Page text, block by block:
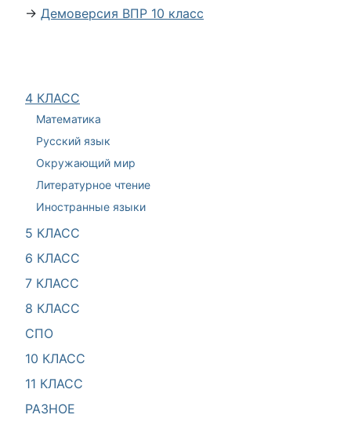
4 КЛАСС
Математика
Русский язык
Окружающий мир
Литературное чтение
Иностранные языки
5 КЛАСС
6 КЛАСС
7 КЛАСС
8 КЛАСС
СПО
10 КЛАСС
11 КЛАСС
РАЗНОЕ
→ Демоверсия ВПР 10 класс